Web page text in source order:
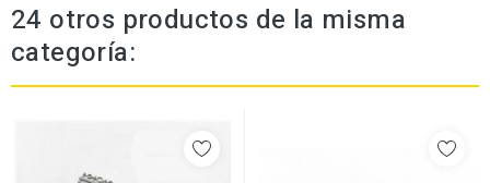
24 otros productos de la misma
categoría: